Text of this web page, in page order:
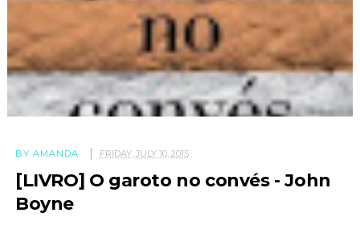
BY AMANDA FRIDAY, JULY 10, 2015
[LIVRO] O garoto no convés - John
Boyne